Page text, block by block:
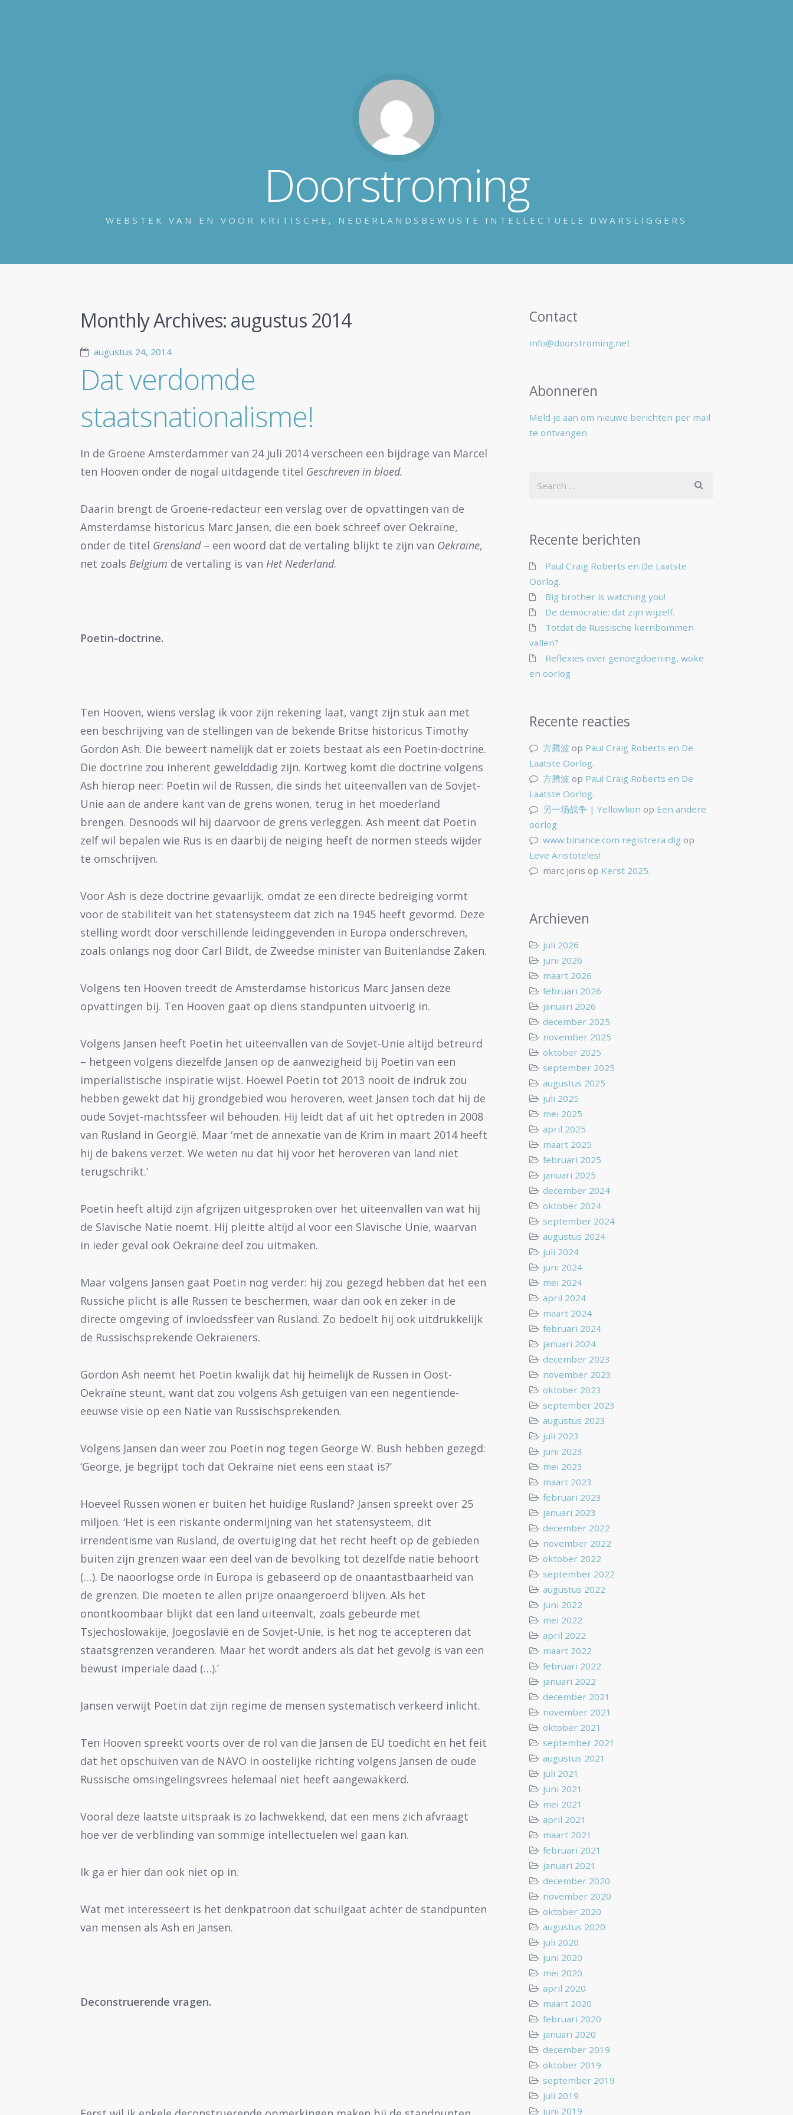
Doorstroming
WEBSTEK VAN EN VOOR KRITISCHE, NEDERLANDSBEWUSTE INTELLECTUELE DWARSLIGGERS
Monthly Archives: augustus 2014
augustus 24, 2014
Dat verdomde
staatsnationalisme!
In de Groene Amsterdammer van 24 juli 2014 verscheen een bijdrage van Marcel
ten Hooven onder de nogal uitdagende titel Geschreven in bloed.
Daarin brengt de Groene-redacteur een verslag over de opvattingen van de
Amsterdamse historicus Marc Jansen, die een boek schreef over Oekraïne,
onder de titel Grensland – een woord dat de vertaling blijkt te zijn van Oekraïne,
net zoals Belgium de vertaling is van Het Nederland.
Poetin-doctrine.
Ten Hooven, wiens verslag ik voor zijn rekening laat, vangt zijn stuk aan met
een beschrijving van de stellingen van de bekende Britse historicus Timothy
Gordon Ash. Die beweert namelijk dat er zoiets bestaat als een Poetin-doctrine.
Die doctrine zou inherent gewelddadig zijn. Kortweg komt die doctrine volgens
Ash hierop neer: Poetin wil de Russen, die sinds het uiteenvallen van de Sovjet-
Unie aan de andere kant van de grens wonen, terug in het moederland
brengen. Desnoods wil hij daarvoor de grens verleggen. Ash meent dat Poetin
zelf wil bepalen wie Rus is en daarbij de neiging heeft de normen steeds wijder
te omschrijven.
Voor Ash is deze doctrine gevaarlijk, omdat ze een directe bedreiging vormt
voor de stabiliteit van het statensysteem dat zich na 1945 heeft gevormd. Deze
stelling wordt door verschillende leidinggevenden in Europa onderschreven,
zoals onlangs nog door Carl Bildt, de Zweedse minister van Buitenlandse Zaken.
Volgens ten Hooven treedt de Amsterdamse historicus Marc Jansen deze
opvattingen bij. Ten Hooven gaat op diens standpunten uitvoerig in.
Volgens Jansen heeft Poetin het uiteenvallen van de Sovjet-Unie altijd betreurd
– hetgeen volgens diezelfde Jansen op de aanwezigheid bij Poetin van een
imperialistische inspiratie wijst. Hoewel Poetin tot 2013 nooit de indruk zou
hebben gewekt dat hij grondgebied wou heroveren, weet Jansen toch dat hij de
oude Sovjet-machtssfeer wil behouden. Hij leidt dat af uit het optreden in 2008
van Rusland in Georgië. Maar ‘met de annexatie van de Krim in maart 2014 heeft
hij de bakens verzet. We weten nu dat hij voor het heroveren van land niet
terugschrikt.’
Poetin heeft altijd zijn afgrijzen uitgesproken over het uiteenvallen van wat hij
de Slavische Natie noemt. Hij pleitte altijd al voor een Slavische Unie, waarvan
in ieder geval ook Oekraïne deel zou uitmaken.
Maar volgens Jansen gaat Poetin nog verder: hij zou gezegd hebben dat het een
Russiche plicht is alle Russen te beschermen, waar dan ook en zeker in de
directe omgeving of invloedssfeer van Rusland. Zo bedoelt hij ook uitdrukkelijk
de Russischsprekende Oekraïeners.
Gordon Ash neemt het Poetin kwalijk dat hij heimelijk de Russen in Oost-
Oekraïne steunt, want dat zou volgens Ash getuigen van een negentiende-
eeuwse visie op een Natie van Russischsprekenden.
Volgens Jansen dan weer zou Poetin nog tegen George W. Bush hebben gezegd:
‘George, je begrijpt toch dat Oekraïne niet eens een staat is?’
Hoeveel Russen wonen er buiten het huidige Rusland? Jansen spreekt over 25
miljoen. ‘Het is een riskante ondermijning van het statensysteem, dit
irrendentisme van Rusland, de overtuiging dat het recht heeft op de gebieden
buiten zijn grenzen waar een deel van de bevolking tot dezelfde natie behoort
(…). De naoorlogse orde in Europa is gebaseerd op de onaantastbaarheid van
de grenzen. Die moeten te allen prijze onaangeroerd blijven. Als het
onontkoombaar blijkt dat een land uiteenvalt, zoals gebeurde met
Tsjechoslowakije, Joegoslavië en de Sovjet-Unie, is het nog te accepteren dat
staatsgrenzen veranderen. Maar het wordt anders als dat het gevolg is van een
bewust imperiale daad (…).’
Jansen verwijt Poetin dat zijn regime de mensen systematisch verkeerd inlicht.
Ten Hooven spreekt voorts over de rol van die Jansen de EU toedicht en het feit
dat het opschuiven van de NAVO in oostelijke richting volgens Jansen de oude
Russische omsingelingsvrees helemaal niet heeft aangewakkerd.
Vooral deze laatste uitspraak is zo lachwekkend, dat een mens zich afvraagt
hoe ver de verblinding van sommige intellectuelen wel gaan kan.
Ik ga er hier dan ook niet op in.
Wat met interesseert is het denkpatroon dat schuilgaat achter de standpunten
van mensen als Ash en Jansen.
Deconstruerende vragen.
Contact
info@doorstroming.net
Abonneren
Meld je aan om nieuwe berichten per mail
te ontvangen
Recente berichten
Paul Craig Roberts en De Laatste
Oorlog.
Big brother is watching you!
De democratie: dat zijn wijzelf.
Totdat de Russische kernbommen
vallen?
Reflexies over genoegdoening, woke
en oorlog
Recente reacties
方腾波 op Paul Craig Roberts en De
Laatste Oorlog.
方腾波 op Paul Craig Roberts en De
Laatste Oorlog.
另一场战争 | Yellowlion op Een andere
oorlog
www.binance.com registrera dig op
Leve Aristoteles!
marc joris op Kerst 2025.
Archieven
juli 2026
juni 2026
maart 2026
februari 2026
januari 2026
december 2025
november 2025
oktober 2025
september 2025
augustus 2025
juli 2025
mei 2025
april 2025
maart 2025
februari 2025
januari 2025
december 2024
oktober 2024
september 2024
augustus 2024
juli 2024
juni 2024
mei 2024
april 2024
maart 2024
februari 2024
januari 2024
december 2023
november 2023
oktober 2023
september 2023
augustus 2023
juli 2023
juni 2023
mei 2023
maart 2023
februari 2023
januari 2023
december 2022
november 2022
oktober 2022
september 2022
augustus 2022
juni 2022
mei 2022
april 2022
maart 2022
februari 2022
januari 2022
december 2021
november 2021
oktober 2021
september 2021
augustus 2021
juli 2021
juni 2021
mei 2021
april 2021
maart 2021
februari 2021
januari 2021
december 2020
november 2020
oktober 2020
augustus 2020
juli 2020
juni 2020
mei 2020
april 2020
maart 2020
februari 2020
januari 2020
december 2019
oktober 2019
september 2019
juli 2019
juni 2019